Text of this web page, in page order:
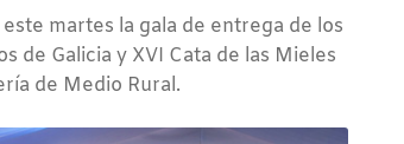
martes la gala de entrega de los
de Galicia y XVI Cata de las Mieles
de Medio Rural.